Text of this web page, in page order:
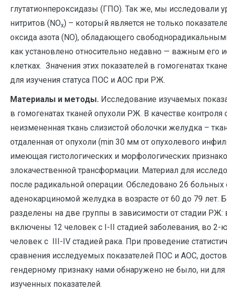
глутатионпероксидазы (ГПО). Так же, мы исследовали
нитритов (NOх) – который является не только
оксида азота (NO), обладающего
как установлено относительно недавно — важным его
клетках. Значения этих показателей в гомогенатах
для изучения статуса ПОС и АОС при РЖ.
Материалы и методы. Исследование изучаемых
в гомогенатах тканей опухоли РЖ. В качестве контроля
неизмененная ткань слизистой оболочки желудка –
отдаленная от опухоли (min 30 мм от опухолевого
имеющая гистологических и морфологических
злокачественной трансформации. Материал для
после радикальной операции. Обследовано 26 больных
аденокарциномой желудка в возрасте от 60 до 79 лет.
разделены на две группы в зависимости от стадии
включены 12 человек с I-II стадией заболевания, во 2-
человек с III-IV стадией рака. При проведение
сравнения исследуемых показателей ПОС и АОС,
гендерному признаку нами обнаружено не было, ни для
изученных показателей.